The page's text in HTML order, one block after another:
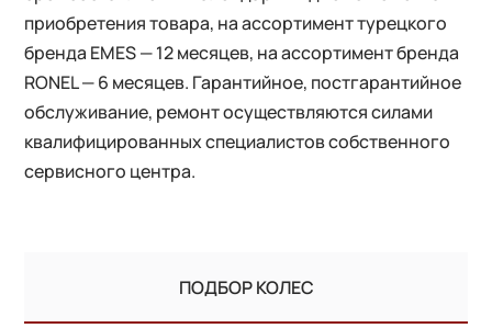
приобретения товара, на ассортимент турецкого
бренда EMES — 12 месяцев, на ассортимент бренда
RONEL — 6 месяцев. Гарантийное, постгарантийное
обслуживание, ремонт осуществляются силами
квалифицированных специалистов собственного
сервисного центра.
ПОДБОР КОЛЕС